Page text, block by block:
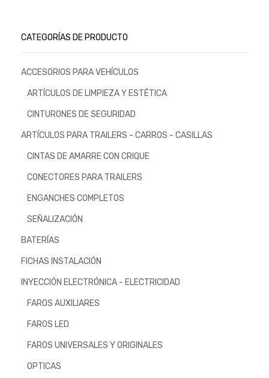
CATEGORÍAS DE PRODUCTO
ACCESORIOS PARA VEHÍCULOS
ARTÍCULOS DE LIMPIEZA Y ESTÉTICA
CINTURONES DE SEGURIDAD
ARTÍCULOS PARA TRAILERS - CARROS - CASILLAS
CINTAS DE AMARRE CON CRIQUE
CONECTORES PARA TRAILERS
ENGANCHES COMPLETOS
SEÑALIZACIÓN
BATERÍAS
FICHAS INSTALACIÓN
INYECCIÓN ELECTRÓNICA - ELECTRICIDAD
FAROS AUXILIARES
FAROS LED
FAROS UNIVERSALES Y ORIGINALES
OPTICAS